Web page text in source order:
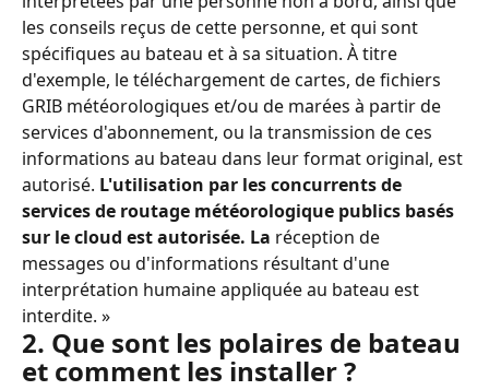
les conseils reçus de cette personne, et qui sont
spécifiques au bateau et à sa situation. À titre
d'exemple, le téléchargement de cartes, de fichiers
GRIB météorologiques et/ou de marées à partir de
services d'abonnement, ou la transmission de ces
informations au bateau dans leur format original, est
autorisé. L'utilisation par les concurrents de
services de routage météorologique publics basés
sur le cloud est autorisée. La réception de
messages ou d'informations résultant d'une
interprétation humaine appliquée au bateau est
interdite. »
2. Que sont les polaires de bateau
et comment les installer ?